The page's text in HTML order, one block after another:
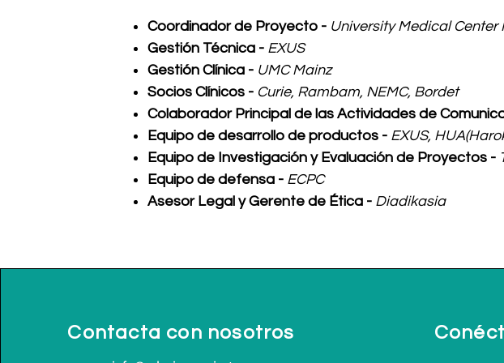
Coordinador de Proyecto - University Medical Center
Gestión Técnica - EXUS
Gestión Clínica - UMC Mainz
Socios Clínicos - Curie, Rambam, NEMC, Bordet
Colaborador Principal de las Actividades de
Equipo de desarrollo de productos - EXUS,
Equipo de Investigación y Evaluación de Proyectos -
Equipo de defensa - ECPC
Asesor Legal y Gerente de Ética - Diadikasia
Contacta con nosotros